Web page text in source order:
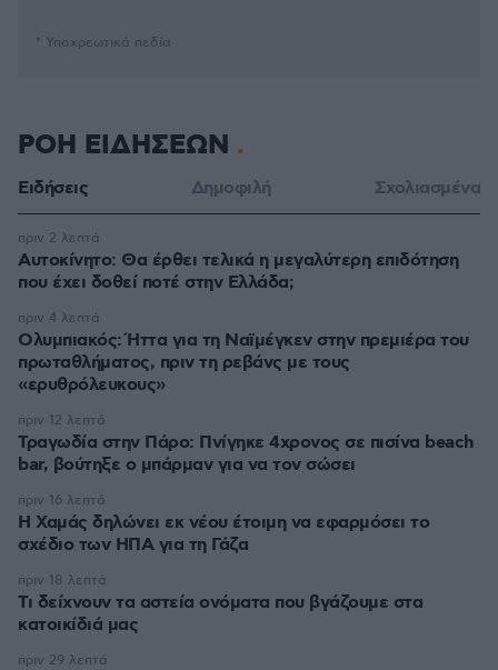
* Υποχρεωτικά πεδία
ΡΟΗ ΕΙΔΗΣΕΩΝ
Ειδήσεις Δημοφιλή Σχολιασμένα
Αυτοκίνητο: Θα έρθει τελικά η μεγαλύτερη επιδότηση
που έχει δοθεί ποτέ στην Ελλάδα;
πριν 2 λεπτά
Ολυμπιακός: Ήττα για τη Ναϊμέγκεν στην πρεμιέρα του
πρωταθλήματος, πριν τη ρεβάνς με τους
«ερυθρόλευκους»
πριν 4 λεπτά
Τραγωδία στην Πάρο: Πνίγηκε 4χρονος σε πισίνα beach
bar, βούτηξε ο μπάρμαν για να τον σώσει
πριν 12 λεπτά
Η Χαμάς δηλώνει εκ νέου έτοιμη να εφαρμόσει το
σχέδιο των ΗΠΑ για τη Γάζα
πριν 16 λεπτά
Τι δείχνουν τα αστεία ονόματα που βγάζουμε στα
κατοικίδιά μας
πριν 18 λεπτά
πριν 29 λεπτά